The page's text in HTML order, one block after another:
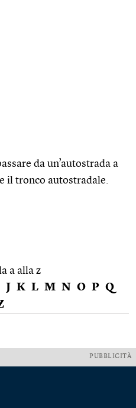
da un’autostrada a
il tronco autostradale.
a alla z
J K L M N O P Q
PUBBLICITÀ